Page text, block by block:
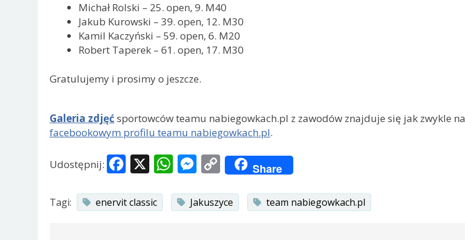
Michał Rolski – 25. open, 9. M40
Jakub Kurowski – 39. open, 12. M30
Kamil Kaczyński – 59. open, 6. M20
Robert Taperek – 61. open, 17. M30
Gratulujemy i prosimy o jeszcze.
Galeria zdjęć sportowców teamu nabiegowkach.pl z zawodów znajduje się jak zwykle na
facebookowym profilu teamu nabiegowkach.pl.
Udostępnij: Facebook
X WhatsApp
Messenger
Copy
Link
Share
Tagi: enervit classic Jakuszyce team nabiegowkach.pl